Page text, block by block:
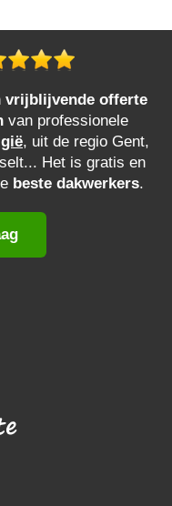
vrijblijvende offerte
van professionele
, uit de regio Gent,
Het is gratis en
beste dakwerkers.